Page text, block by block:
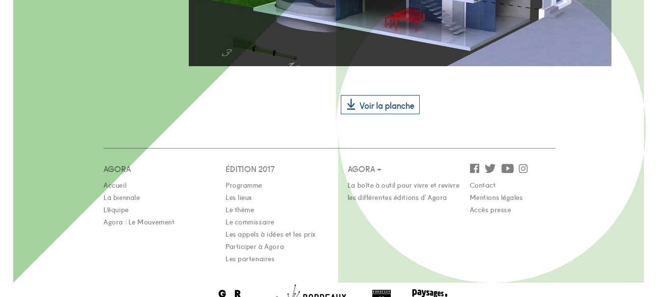
Voir la planche
AGORA
Accueil
La biennale
L’équipe
Agora : Le Mouvement
ÉDITION 2017
Programme
Les lieux
Le thème
Le commissaire
Les appels à idées et les prix
Participer à Agora
Les partenaires
AGORA +
La boîte à outil pour vivre et revivre
les différentes éditions d'Agora
Contact
Mentions légales
Accès presse